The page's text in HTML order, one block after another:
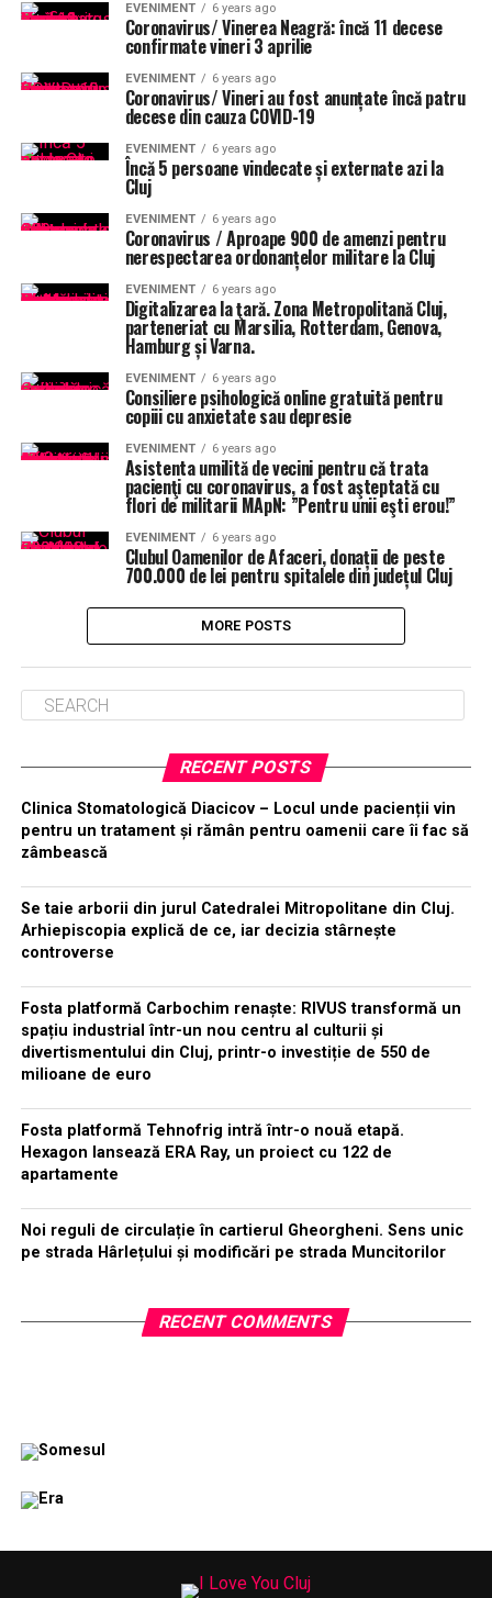
EVENIMENT 6 years ago
Coronavirus/ Vinerea Neagră: încă 11 decese
confirmate vineri 3 aprilie
EVENIMENT 6 years ago
Coronavirus/ Vineri au fost anunțate încă patru
decese din cauza COVID-19
EVENIMENT 6 years ago
Încă 5 persoane vindecate și externate azi la
Cluj
EVENIMENT 6 years ago
Coronavirus / Aproape 900 de amenzi pentru
nerespectarea ordonanțelor militare la Cluj
EVENIMENT 6 years ago
Digitalizarea la ţară. Zona Metropolitană Cluj,
parteneriat cu Marsilia, Rotterdam, Genova,
Hamburg și Varna.
EVENIMENT 6 years ago
Consiliere psihologică online gratuită pentru
copiii cu anxietate sau depresie
EVENIMENT 6 years ago
Asistenta umilită de vecini pentru că trata
pacienţi cu coronavirus, a fost aşteptată cu
flori de militarii MApN: ”Pentru unii eşti erou!”
EVENIMENT 6 years ago
Clubul Oamenilor de Afaceri, donații de peste
700.000 de lei pentru spitalele din județul Cluj
MORE POSTS
RECENT POSTS
Clinica Stomatologică Diacicov – Locul unde pacienții vin
pentru un tratament și rămân pentru oamenii care îi fac să
zâmbească
Se taie arborii din jurul Catedralei Mitropolitane din Cluj.
Arhiepiscopia explică de ce, iar decizia stârnește
controverse
Fosta platformă Carbochim renaște: RIVUS transformă un
spațiu industrial într-un nou centru al culturii și
divertismentului din Cluj, printr-o investiție de 550 de
milioane de euro
Fosta platformă Tehnofrig intră într-o nouă etapă.
Hexagon lansează ERA Ray, un proiect cu 122 de
apartamente
Noi reguli de circulație în cartierul Gheorgheni. Sens unic
pe strada Hârlețului și modificări pe strada Muncitorilor
RECENT COMMENTS